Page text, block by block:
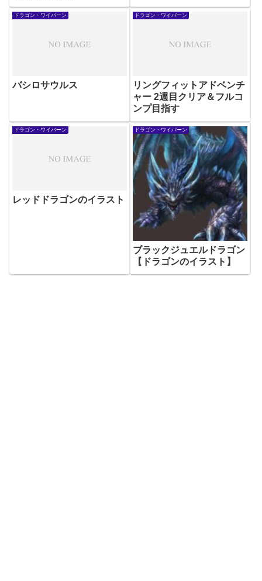
ドラゴン・ワイバーン
バシロサウルス
ドラゴン・ワイバーン
リングフィットアドベンチ
ャー 2週目クリア＆フルコ
ンプ目指す
ドラゴン・ワイバーン
レッドドラゴンのイラスト
ドラゴン・ワイバーン
ブラックジュエルドラゴン
【ドラゴンのイラスト】